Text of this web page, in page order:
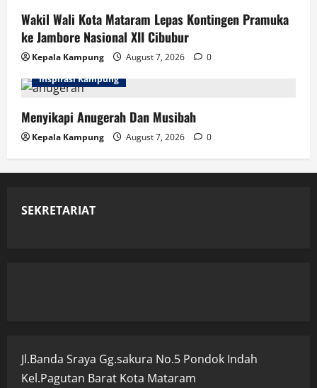
Wakil Wali Kota Mataram Lepas Kontingen Pramuka
ke Jambore Nasional XII Cibubur
Kepala Kampung August 7, 2026
0
Inspirasi Kampung
Menyikapi Anugerah Dan Musibah
Kepala Kampung August 7, 2026 0
SEKRETARIAT
Jl.Banda Sraya Gg.sakura No.5 Pondok Indah
Kel.Pagutan Barat Kota Mataram